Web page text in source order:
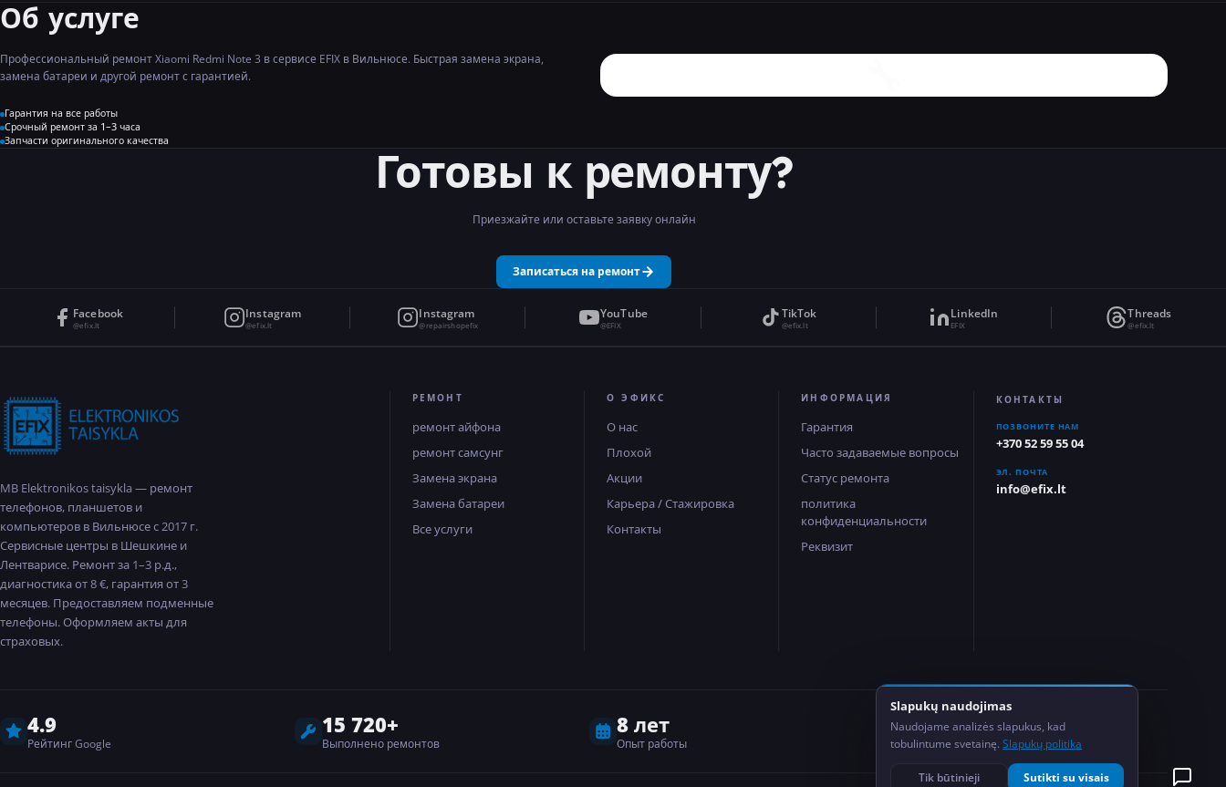
Об услуге
Профессиональный ремонт Xiaomi Redmi Note 3 в сервисе EFIX в Вильнюсе. Быстрая замена экрана,
замена батареи и другой ремонт с гарантией.
Гарантия на все работы
Срочный ремонт за 1–3 часа
Запчасти оригинального качества
Готовы к ремонту?
Приезжайте или оставьте заявку онлайн
Записаться на ремонт
Facebook
@efix.lt
Instagram
@efix.lt
Instagram
@repairshopefix
YouTube
@EFIX
TikTok
@efix.lt
LinkedIn
EFIX
Threads
@efix.lt
MB Elektronikos taisykla — ремонт
телефонов, планшетов и
компьютеров в Вильнюсе с 2017 г.
Сервисные центры в Шешкине и
Лентварисе. Ремонт за 1–3 р.д.,
диагностика от 8 €, гарантия от 3
месяцев. Предоставляем подменные
телефоны. Оформляем акты для
страховых.
РЕМОНТ
ремонт айфона
ремонт самсунг
Замена экрана
Замена батареи
Все услуги
О ЭФИКС
О нас
Плохой
Акции
Карьера / Стажировка
Контакты
ИНФОРМАЦИЯ
Гарантия
Часто задаваемые вопросы
Статус ремонта
политика
конфиденциальности
Реквизит
КОНТАКТЫ
ПОЗВОНИТЕ НАМ
+370 52 59 55 04
ЭЛ. ПОЧТА
info@efix.lt
4.9
Рейтинг Google
15 720+
Выполнено ремонтов
8 лет
Опыт работы
2
Сервисных центра
Slapukų naudojimas
Naudojame analizės slapukus, kad
tobulintume svetainę. Slapukų politika
Tik būtinieji Sutikti su visais